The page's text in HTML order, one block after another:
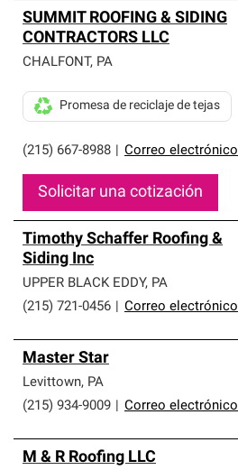
SUMMIT ROOFING & SIDING
CONTRACTORS LLC
CHALFONT, PA
(215) 667-8988 Correo electrónico
Promesa de reciclaje de tejas
Solicitar una cotización
Timothy Schaffer Roofing &
Siding Inc
UPPER BLACK EDDY, PA
(215) 721-0456
Correo electrónico
Master Star
Levittown, PA
(215) 934-9009
Correo electrónico
M & R Roofing LLC